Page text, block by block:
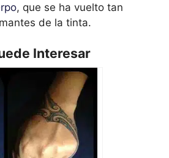
, que se ha vuelto tan
de la tinta.
Interesar